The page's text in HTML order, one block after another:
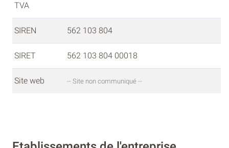
TVA
SIREN 562 103 804
SIRET 562 103 804 00018
Site web -- Site non communiqué --